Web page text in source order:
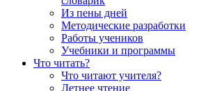
Из пены дней
Методические разработки
Работы учеников
Учебники и программы
Что читать?
Что читают учителя?
Летнее чтение